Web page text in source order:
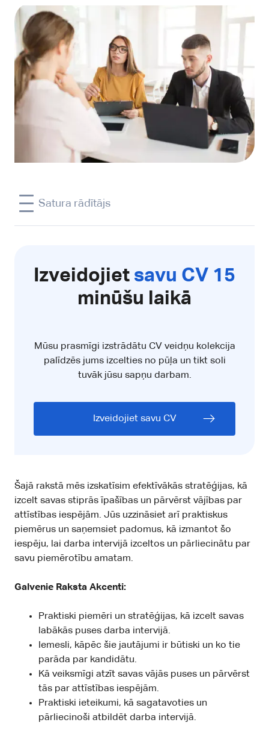
Satura rādītājs
Izveidojiet savu CV 15
minūšu laikā
Mūsu prasmīgi izstrādātu CV veidņu kolekcija
palīdzēs jums izcelties no pūļa un tikt soli
tuvāk jūsu sapņu darbam.
Izveidojiet savu CV
Šajā rakstā mēs izskatīsim efektīvākās stratēģijas, kā
izcelt savas stiprās īpašības un pārvērst vājības par
attīstības iespējām. Jūs uzzināsiet arī praktiskus
piemērus un saņemsiet padomus, kā izmantot šo
iespēju, lai darba intervijā izceltos un pārliecinātu par
savu piemērotību amatam.
Galvenie Raksta Akcenti:
Praktiski piemēri un stratēģijas, kā izcelt savas
labākās puses darba intervijā.
Iemesli, kāpēc šie jautājumi ir būtiski un ko tie
parāda par kandidātu.
Kā veiksmīgi atzīt savas vājās puses un pārvērst
tās par attīstības iespējām.
Praktiski ieteikumi, kā sagatavoties un
pārliecinoši atbildēt darba intervijā.